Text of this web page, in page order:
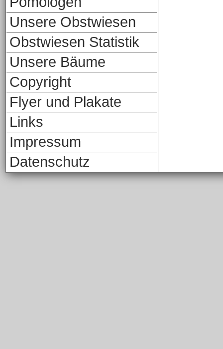
Unsere Obstwiesen
Obstwiesen Statistik
Unsere Bäume
Copyright
Flyer und Plakate
Links
Impressum
Datenschutz